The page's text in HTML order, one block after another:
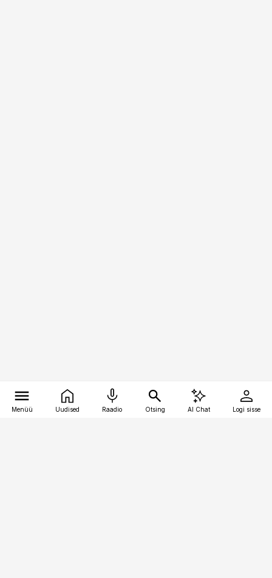
Menüü Uudised Raadio Otsing AI Chat Logi sisse